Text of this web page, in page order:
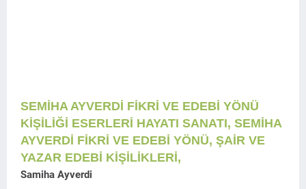
SEMİHA AYVERDİ FİKRİ VE EDEBİ YÖNÜ
KİŞİLİĞİ ESERLERİ HAYATI SANATI, SEMİHA
AYVERDİ FİKRİ VE EDEBİ YÖNÜ, ŞAİR VE
YAZAR EDEBİ KİŞİLİKLERİ,
Samiha Ayverdi